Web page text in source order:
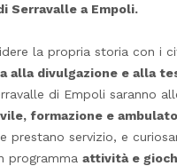
Serravalle a Empoli.
la propria storia con i
alla divulgazione e alla
di Empoli saranno
formazione e
prestano servizio, e
programma attività e